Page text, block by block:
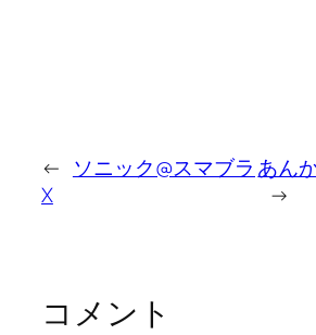
← ソニック@スマブラ
X
あん
→
コメント